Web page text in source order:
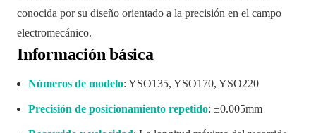
conocida por su diseño orientado a la precisión en el campo
electromecánico.
Información básica
Números de modelo: YSO135, YSO170, YSO220
Precisión de posicionamiento repetido: ±0.005mm